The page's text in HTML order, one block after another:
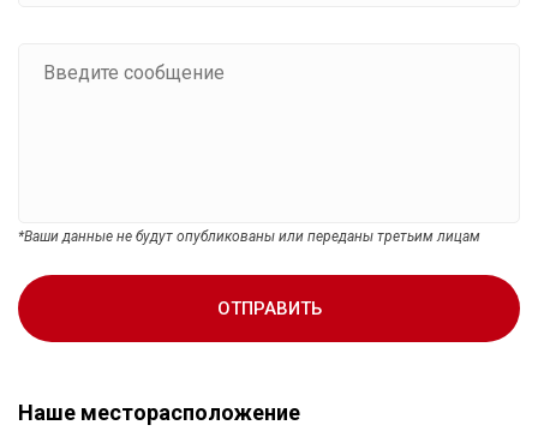
*Ваши данные не будут опубликованы или переданы третьим лицам
ОТПРАВИТЬ
Наше месторасположение